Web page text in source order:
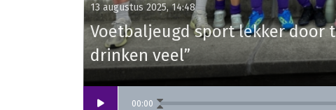
00:00
13 augustus 2025, 14:48
Voetbaljeugd sport lekker door
drinken veel”